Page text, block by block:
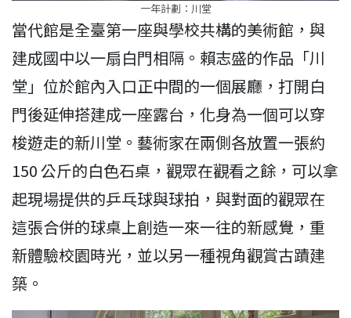
一年計劃：川堂
當代館是全臺第一座與學校共構的美術館，與
建成國中以一扇白門相隔。賴志盛的作品「川
堂」位於館內入口正中間的一個展廳，打開白
門後延伸搭建成一座露台，化身為一個可以穿
梭遊走的新川堂。藝術家在兩側各放置一張約
150 公斤的白色石桌，觀眾在觀看之餘，可以拿
起現場提供的乒乓球與球拍，與對面的觀眾在
這張合併的球桌上創造一來一往的新感覺，重
新體驗校園時光，並以另一種視角觀賞古蹟建
築。